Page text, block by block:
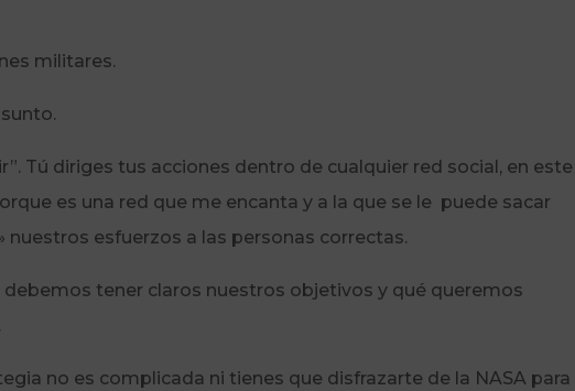
militares.
Tú diriges tus acciones dentro de cualquier red social, en este
es una red que me encanta y a la que se le puede sacar
esfuerzos a las personas correctas.
debemos tener claros nuestros objetivos y qué queremos
no es complicada ni tienes que disfrazarte de la NASA para